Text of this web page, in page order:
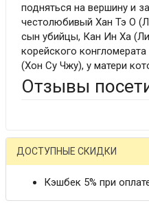
подняться на вершину и
честолюбивый Хан Тэ О
сын убийцы, Кан Ин Ха
корейского
(Хон Су Чжу), у матери
Отзывы
ДОСТУПНЫЕ СКИДКИ
Кэшбек 5% при